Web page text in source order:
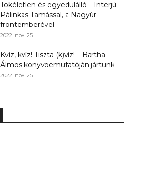
Tökéletlen és egyedülálló – Interjú
Pálinkás Tamással, a Nagyúr
frontemberével
2022. nov. 25.
Kvíz, kvíz! Tiszta (k)víz! – Bartha
Álmos könyvbemutatóján jártunk
2022. nov. 25.